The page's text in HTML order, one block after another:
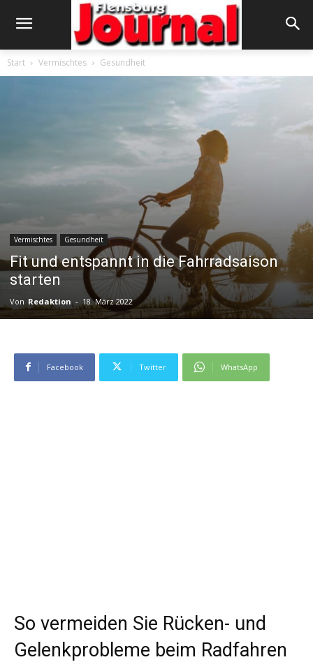
Start Vermischtes Gesundheit
Vermischtes Gesundheit
Fit und entspannt in die Fahrradsaison
starten
Von Redaktion - 18. März 2022
Facebook Twitter WhatsApp
So vermeiden Sie Rücken- und
Gelenkprobleme beim Radfahren